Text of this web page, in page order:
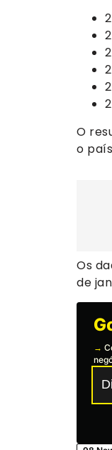
O
o
Os
de
→